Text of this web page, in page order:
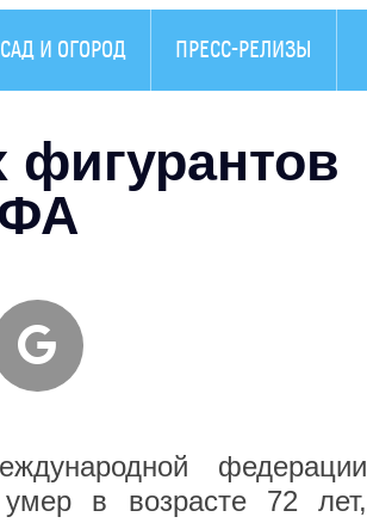
САД И ОГОРОД ПРЕСС-РЕЛИЗЫ
федерации
в возрасте 72 лет,